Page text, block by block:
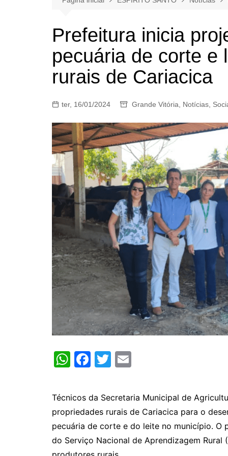
Prefeitura inicia
pecuária de corte e
rurais de Cariacica
ter, 16/01/2024 Grande Vitória Notícias
W
at
s
A
p
F
c
e
b
o
T
itt
er
ai
l
Técnicos da Secretaria Municipal de
propriedades rurais de Cariacica para o
pecuária de corte e do leite no município. O
do Serviço Nacional de Aprendizagem Rural